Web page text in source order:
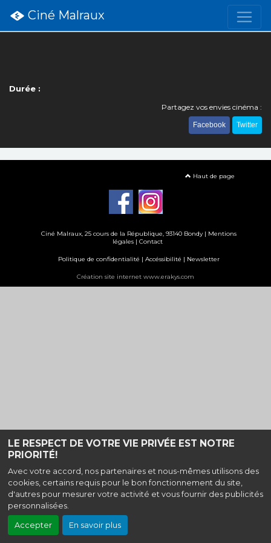
LE RESPECT DE VOTRE VIE PRIVÉE EST NOTRE
PRIORITÉ!
Avec votre accord, nos partenaires et nous-mêmes utilisons des
cookies, certains requis pour le bon fonctionnement du site,
d'autres pour mesurer votre activité et vous fournir des publicités
personnalisées.
Accepter En savoir plus
Ciné Malraux
Durée :
Partagez vos envies cinéma :
Facebook Twitter
Haut de page
Ciné Malraux, 25 cours de la République, 93140 Bondy | Mentions
légales | Contact
Politique de confidentialité | Accéssibilité | Newsletter
Création site internet www.erakys.com